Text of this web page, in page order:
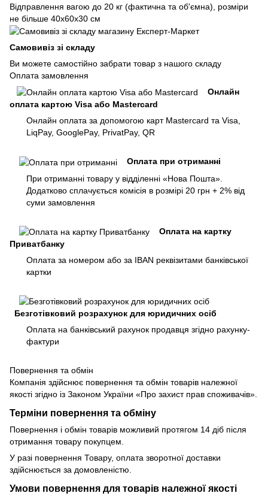
Відправлення вагою до 20 кг (фактична та об'ємна), розміри
не більше 40х60х30 см
Самовивіз зі складу
Ви можете самостійно забрати товар з нашого складу
Оплата замовлення
Онлайн
оплата картою Visa або Mastercard
Онлайн оплата за допомогою карт Mastercard та Visa,
LiqPay, GooglePay, PrivatPay, QR
Оплата при отриманні
При отриманні товару у відділенні «Нова Пошта».
Додатково сплачується комісія в розмірі 20 грн + 2% від
суми замовлення
Оплата на картку
Приватбанку
Оплата за номером або за IBAN реквізитами банківської
картки
Безготівковий розрахунок для юридичних осіб
Оплата на банківський рахунок продавця згідно рахунку-
фактури
Повернення та обмін
Компанія здійснює повернення та обмін товарів належної
якості згідно із Законом України «Про захист прав споживачів».
Терміни повернення та обміну
Повернення і обмін товарів можливий протягом 14 діб після
отримання товару покупцем.
У разі повернення Товару, оплата зворотної доставки
здійснюється за домовленістю.
Умови повернення для товарів належної якості